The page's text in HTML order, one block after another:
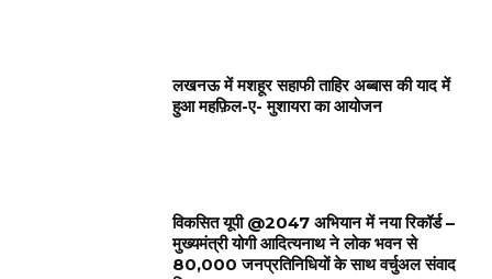
लखनऊ में मशहूर सहाफी ताहिर अब्बास की याद में
हुआ महफ़िल-ए- मुशायरा का आयोजन
विकसित यूपी @2047 अभियान में नया रिकॉर्ड –
मुख्यमंत्री योगी आदित्यनाथ ने लोक भवन से
80,000 जनप्रतिनिधियों के साथ वर्चुअल संवाद